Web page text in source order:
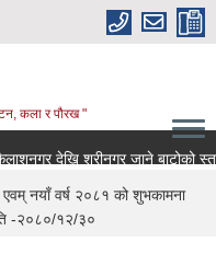
कला र पौरख "
नयाँ वर्ष २०८१ को शुभकामना
-२०८०/१२/३०